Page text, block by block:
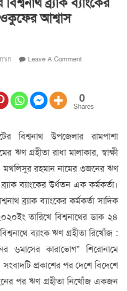
আশ্বাস
Leave A CommentOn
পর
বিশ্বনাথ
ঋণ
গ্রহীতার
মওকুফের
আশ্বাস
0
Shares
বিশ্বনাথ উপজেলার রামপাশা
ঋণ গ্রহীতা রাধা মালাকার, স্বাক্ষী
মখলিসুর রহমান নামের ৩জনের ঋণ
ব্যাংকের উর্ধতন এক কর্মকর্তা।
ব্র্যাক ব্যাংকের কর্মকর্তা সাদিক
তারিখে বিশ্বনাথের ডাক ২৪
ব্যাংক ঋণ গ্রহীতা রিখোঁজ :
কারাভোগ” শিরোনামে
প্রকাশের পর দেশে বিদেশে
পর ঋণ গ্রহীতা নিখোঁজ একজন